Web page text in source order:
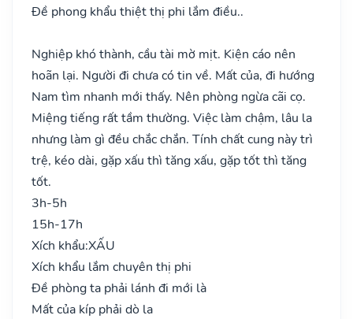
Đề phong khẩu thiệt thị phi lắm điều..
Nghiệp khó thành, cầu tài mờ mịt. Kiện cáo nên
hoãn lại. Người đi chưa có tin về. Mất của, đi hướng
Nam tìm nhanh mới thấy. Nên phòng ngừa cãi cọ.
Miệng tiếng rất tầm thường. Việc làm chậm, lâu la
nhưng làm gì đều chắc chắn. Tính chất cung này trì
trệ, kéo dài, gặp xấu thì tăng xấu, gặp tốt thì tăng
tốt.
3h-5h
15h-17h
Xích khẩu:XẤU
Xích khẩu lắm chuyên thị phi
Đề phòng ta phải lánh đi mới là
Mất của kíp phải dò la